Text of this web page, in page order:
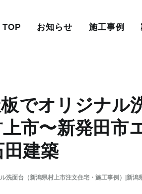
TOP お知らせ 施工事例
でオリジナル
市〜新発田市
建築
洗面台（新潟県村上市注文住宅・施工事例）|新